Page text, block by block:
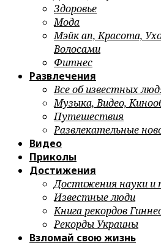
Здоровье
Мода
Мэйк ап, Красота,
Волосами
Фитнес
Развлечения
Все об известных
Музыка, Видео,
Путешествия
Развлекательные
Видео
Приколы
Достижения
Достижения науки и
Известные люди
Книга рекордов
Рекорды Украины
Взломай свою жизнь